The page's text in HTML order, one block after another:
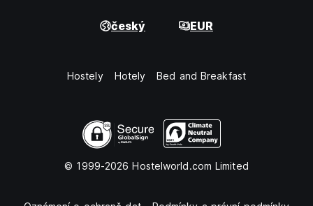
český EUR
Hostely Hotely Bed and Breakfast
© 1999-2026 Hostelworld.com Limited